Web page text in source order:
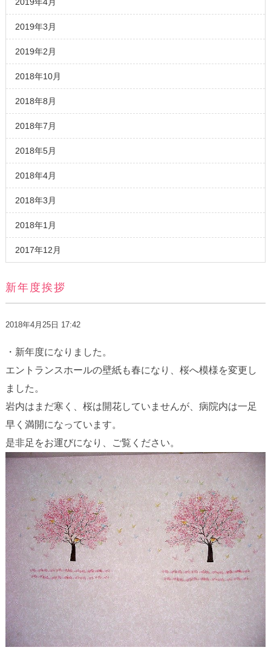
2019年3月
2019年2月
2018年10月
2018年8月
2018年7月
2018年5月
2018年4月
2018年3月
2018年1月
2017年12月
新年度挨拶
2018年4月25日 17:42
・新年度になりました。
エントランスホールの壁紙も春になり、桜へ模様を変更し
ました。
岩内はまだ寒く、桜は開花していませんが、病院内は一足
早く満開になっています。
是非足をお運びになり、ご覧ください。